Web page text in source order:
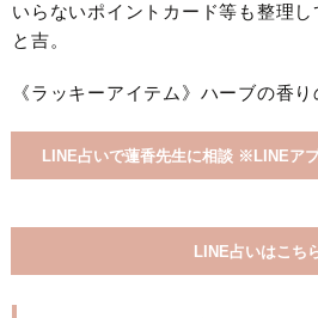
いらないポイントカード等も整理
と吉。
《ラッキーアイテム》ハーブの香り
LINE占いで蓮香先生に相談 ※LINEア
LINE占いはこち